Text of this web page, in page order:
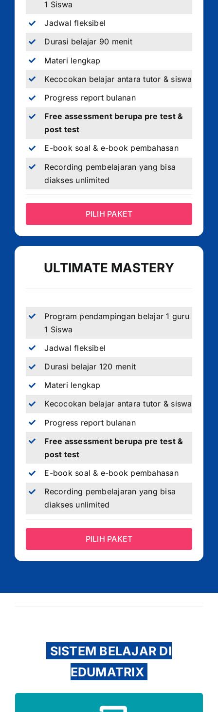
1 Siswa
Jadwal fleksibel
Durasi belajar 90 menit
Materi lengkap
Kecocokan belajar antara tutor & siswa
Progress report bulanan
Free assessment berupa pre test &
post test
E-book soal & e-book pembahasan
Recording pembelajaran yang bisa
diakses unlimited
PILIH PAKET
ULTIMATE MASTERY
Program pendampingan belajar 1 guru
1 Siswa
Jadwal fleksibel
Durasi belajar 120 menit
Materi lengkap
Kecocokan belajar antara tutor & siswa
Progress report bulanan
Free assessment berupa pre test &
post test
E-book soal & e-book pembahasan
Recording pembelajaran yang bisa
diakses unlimited
PILIH PAKET
SISTEM BELAJAR DI
EDUMATRIX